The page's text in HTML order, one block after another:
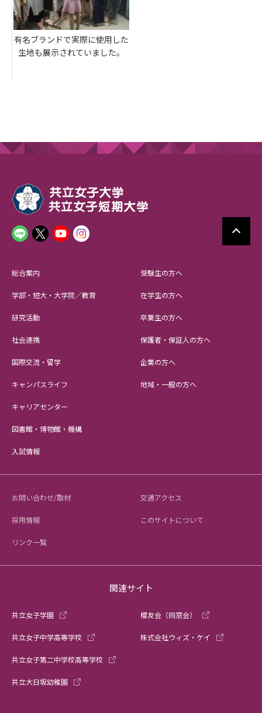
有名ブランドで実際に使用した
生地も展示されていました。
総合案内
学部・短大・大学院／教育
研究活動
社会連携
国際交流・留学
キャンパスライフ
キャリアセンター
図書館・博物館・機構
入試情報
受験生の方へ
在学生の方へ
卒業生の方へ
保護者・保証人の方へ
企業の方へ
地域・一般の方へ
お問い合わせ/取材 交通アクセス
採用情報 このサイトについて
リンク一覧
関連サイト
共立女子学園
共立女子中学高等学校
共立女子第二中学校高等学校
共立大日坂幼稚園
櫻友会（同窓会）
株式会社ウィズ・ケイ